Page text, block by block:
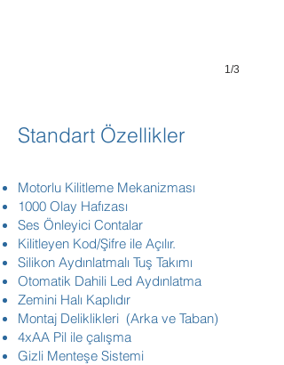
1/3
Standart Özellikler
Motorlu Kilitleme Mekanizması
1000 Olay Hafızası
Ses Önleyici Contalar
Kilitleyen Kod/Şifre ile Açılır.
Silikon Aydınlatmalı Tuş Takımı
Otomatik Dahili Led Aydınlatma
Zemini Halı Kaplıdır
Montaj Deliklikleri (Arka ve Taban)
4xAA Pil ile çalışma
Gizli Menteşe Sistemi